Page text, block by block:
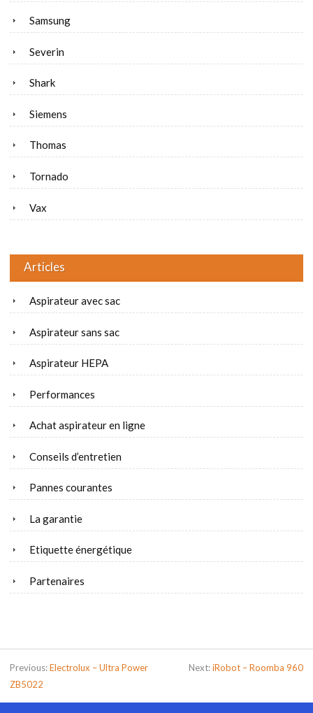
Samsung
Severin
Shark
Siemens
Thomas
Tornado
Vax
Articles
Aspirateur avec sac
Aspirateur sans sac
Aspirateur HEPA
Performances
Achat aspirateur en ligne
Conseils d’entretien
Pannes courantes
La garantie
Etiquette énergétique
Partenaires
Previous:Electrolux – Ultra Power
ZB5022
Next:iRobot – Roomba 960